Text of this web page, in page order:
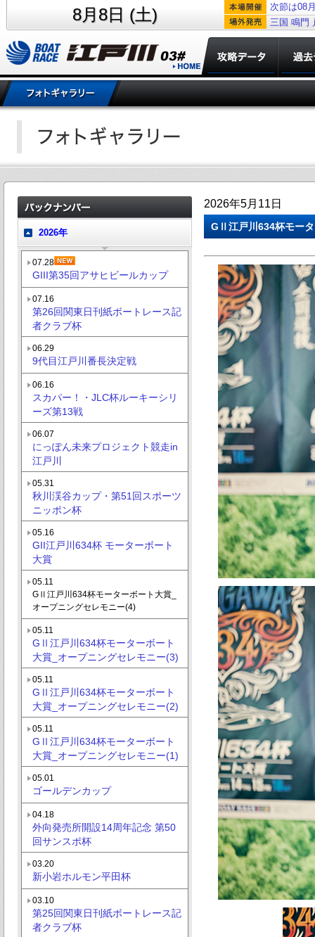
8月8日 (土)
次節は08
三国 鳴門
2026年
07.28
GIII第35回アサヒビールカップ
07.16
第26回関東日刊紙ボートレース記
者クラブ杯
06.29
9代目江戸川番長決定戦
06.16
スカパー！・JLC杯ルーキーシリ
ーズ第13戦
06.07
にっぽん未来プロジェクト競走in
江戸川
05.31
秋川渓谷カップ・第51回スポーツ
ニッポン杯
05.16
GII江戸川634杯 モーターボート
大賞
05.11
GⅡ江戸川634杯モーターボート大賞_
オープニングセレモニー(4)
05.11
GⅡ江戸川634杯モーターボート
大賞_オープニングセレモニー(3)
05.11
GⅡ江戸川634杯モーターボート
大賞_オープニングセレモニー(2)
05.11
GⅡ江戸川634杯モーターボート
大賞_オープニングセレモニー(1)
05.01
ゴールデンカップ
04.18
外向発売所開設14周年記念 第50
回サンスポ杯
03.20
新小岩ホルモン平田杯
03.10
第25回関東日刊紙ボートレース記
者クラブ杯
2026年5月11日
GⅡ江戸川634杯モー